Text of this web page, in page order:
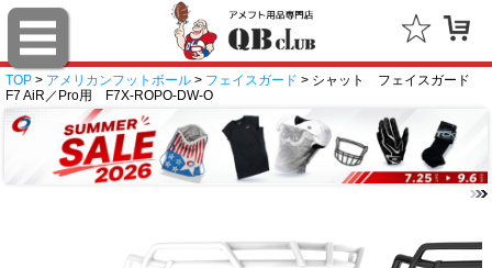
TOP > アメリカンフットボール > フェイスガード > シャット フェイスガード
F7 AiR／Pro用 F7X-ROPO-DW-O